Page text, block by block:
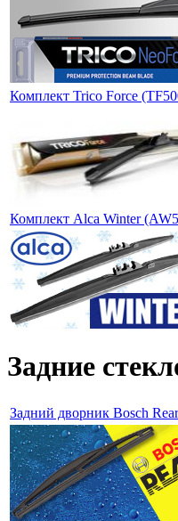
Комплект Trico Force
Комплект Alca Winter
Задние
Задний дворник Bosch